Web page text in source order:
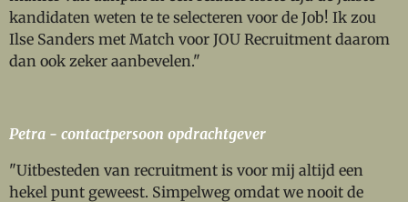
kandidaten weten te te selecteren voor de Job! Ik zou
Ilse Sanders met Match voor JOU Recruitment daarom
dan ook zeker aanbevelen."
Petra - contactpersoon opdrachtgever
"Uitbesteden van recruitment is voor mij altijd een
hekel punt geweest. Simpelweg omdat we nooit de